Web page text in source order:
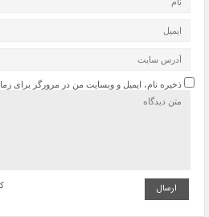
ذخیره نام، ایمیل و وبسایت من در مرورگر برای